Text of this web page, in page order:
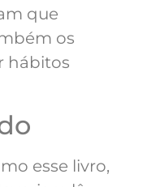
que
os
hábitos
esse livro,